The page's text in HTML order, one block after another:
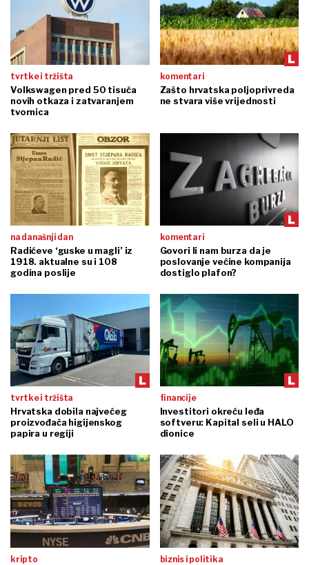
tvrtke i tržišta
Volkswagen pred 50 tisuća
novih otkaza i zatvaranjem
tvornica
komentari
Zašto hrvatska poljoprivreda
ne stvara više vrijednosti
na današnji dan
Radićeve ‘guske u magli’ iz
1918. aktualne su i 108
godina poslije
komentari
Govori li nam burza da je
poslovanje većine kompanija
dostiglo plafon?
tvrtke i tržišta
Hrvatska dobila najvećeg
proizvođača higijenskog
papira u regiji
financije
Investitori okreću leđa
softveru: Kapital seli u HALO
dionice
kripto biznis i politika